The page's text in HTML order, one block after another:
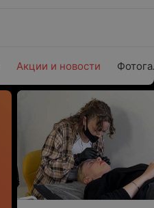
Акции и новости